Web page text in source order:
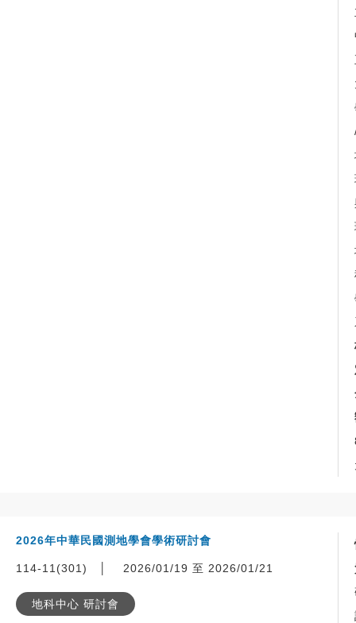
2026年中華民國測地學會學術研討會
114-11(301) 2026/01/19 至 2026/01/21
地科中心 研討會